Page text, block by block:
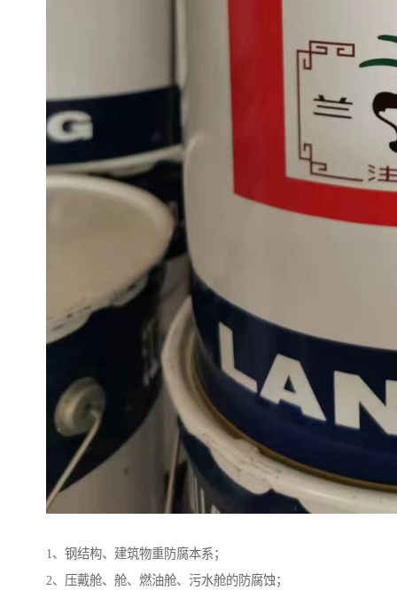
1、钢结构、建筑物重防腐本系；
2、压戴舱、舱、燃油舱、污水舱的防腐蚀；